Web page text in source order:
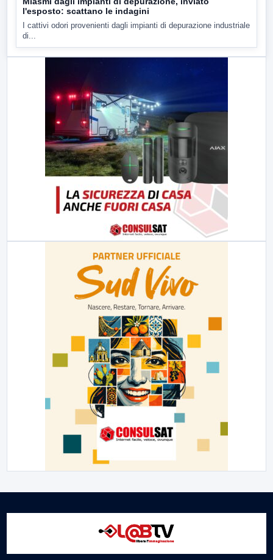
l'esposto: scattano le indagini
I cattivi odori provenienti dagli impianti di depurazione industriale
di...